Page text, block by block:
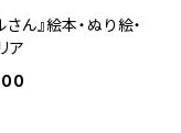
さん』絵本・ぬり絵・
ア